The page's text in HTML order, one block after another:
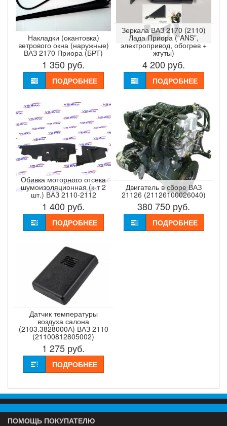
Накладки (окантовка)
ветрового окна (наружные)
ВАЗ 2170 Приора (БРТ)
1 350 руб.
ПОДРОБНЕЕ
Зеркала ВАЗ 2170 (2110)
Лада Приора (“ANS”,
электропривод, обогрев +
жгуты)
4 200 руб.
ПОДРОБНЕЕ
Обивка моторного отсека
шумоизоляционная (к-т 2
шт.) ВАЗ 2110-2112
1 400 руб.
ПОДРОБНЕЕ
Двигатель в сборе ВАЗ
21126 (21126100026040)
380 750 руб.
ПОДРОБНЕЕ
Датчик температуры
воздуха салона
(2103.3828000А) ВАЗ 2110
(21100812805002)
1 275 руб.
ПОДРОБНЕЕ
ПОМОЩЬ ПОКУПАТЕЛЮ